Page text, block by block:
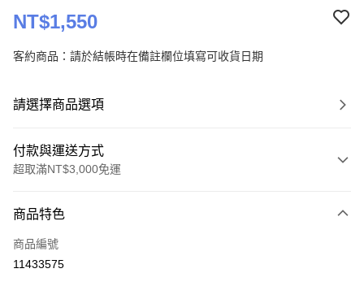
NT$1,550
客約商品：請於結帳時在備註欄位填寫可收貨日期
請選擇商品選項
付款與運送方式
超取滿NT$3,000免運
信用卡一次付款
超商取貨付款
商品特色
商品編號
11433575